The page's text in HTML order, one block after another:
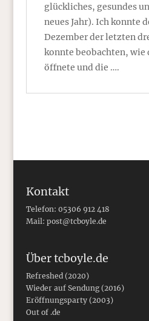
glückliches, gesundes
neues Jahr). Ich konnte
Dezember der letzten
konnte beobachten, wie
öffnete und die ….
Kontakt
Telefon: 05306 912 418
Mail: post@tcboyle.de
Über tcboyle.de
Refreshed (2020)
Wieder auf Sendung (2016)
Eröffnungsparty (2003)
Out of .de